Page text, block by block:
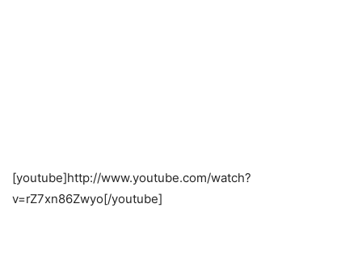
[youtube]http://www.youtube.com/watch?
v=rZ7xn86Zwyo[/youtube]